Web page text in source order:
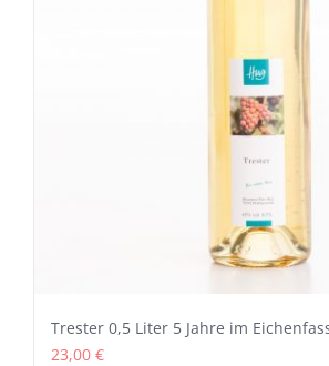
Trester 0,5 Liter 5 Jahre im
23,00 €